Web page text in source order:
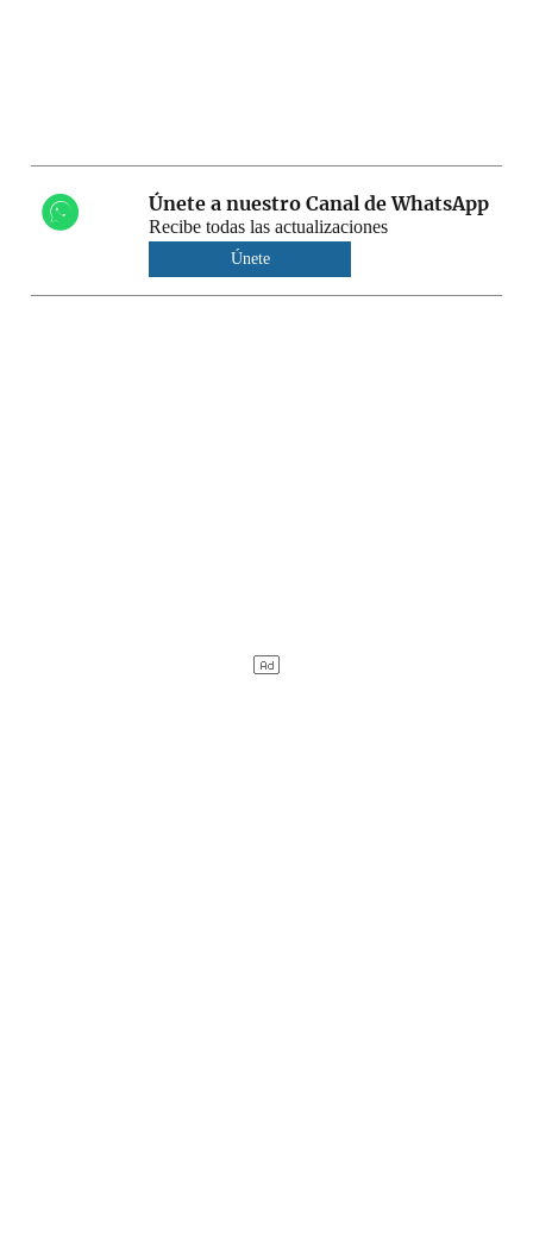
Únete a nuestro Canal de WhatsApp
Recibe todas las actualizaciones
Únete